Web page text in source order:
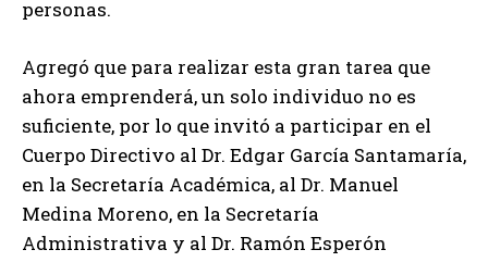
personas.
Agregó que para realizar esta gran tarea que
ahora emprenderá, un solo individuo no es
suficiente, por lo que invitó a participar en el
Cuerpo Directivo al Dr. Edgar García Santamaría,
en la Secretaría Académica, al Dr. Manuel
Medina Moreno, en la Secretaría
Administrativa y al Dr. Ramón Esperón